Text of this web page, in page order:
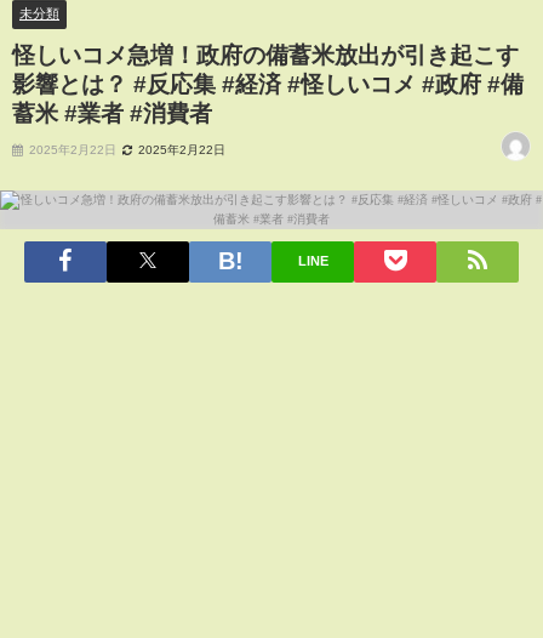
未分類
怪しいコメ急増！政府の備蓄米放出が引き起こす
影響とは？ #反応集 #経済 #怪しいコメ #政府 #備
蓄米 #業者 #消費者
2025年2月22日 2025年2月22日
LINE